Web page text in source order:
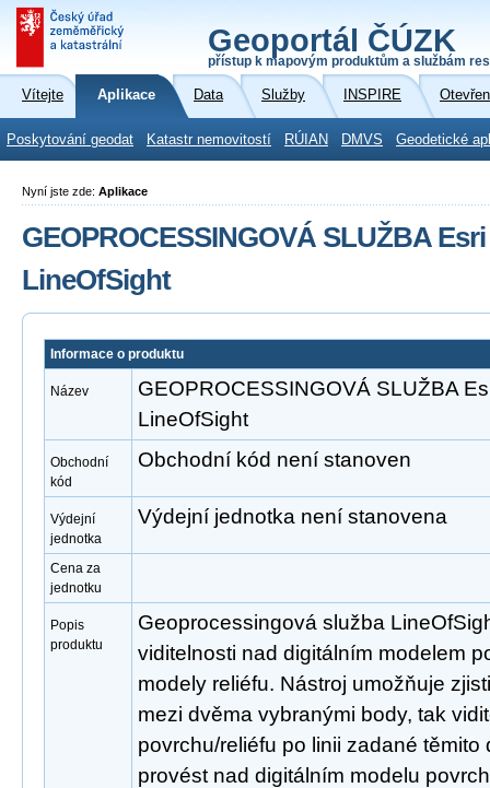
Geoportál ČÚZK
přístup k mapovým produktům a službám
Vítejte Aplikace Data Služby INSPIRE
Poskytování geodat Katastr nemovitostí RÚIAN DMVS Geodetické
Nyní jste zde: Aplikace
GEOPROCESSINGOVÁ SLUŽBA
LineOfSight
Informace o produktu
Název
GEOPROCESSINGOVÁ SLUŽBA
LineOfSight
Obchodní
kód
Obchodní kód není stanoven
Výdejní
jednotka
Výdejní jednotka není stanovena
Cena za
jednotku
Popis
produktu
Geoprocessingová služba
viditelnosti nad digitálním modelem
modely reliéfu. Nástroj umožňuje
mezi dvěma vybranými body, tak
povrchu/reliéfu po linii zadané
provést nad digitálním modelu